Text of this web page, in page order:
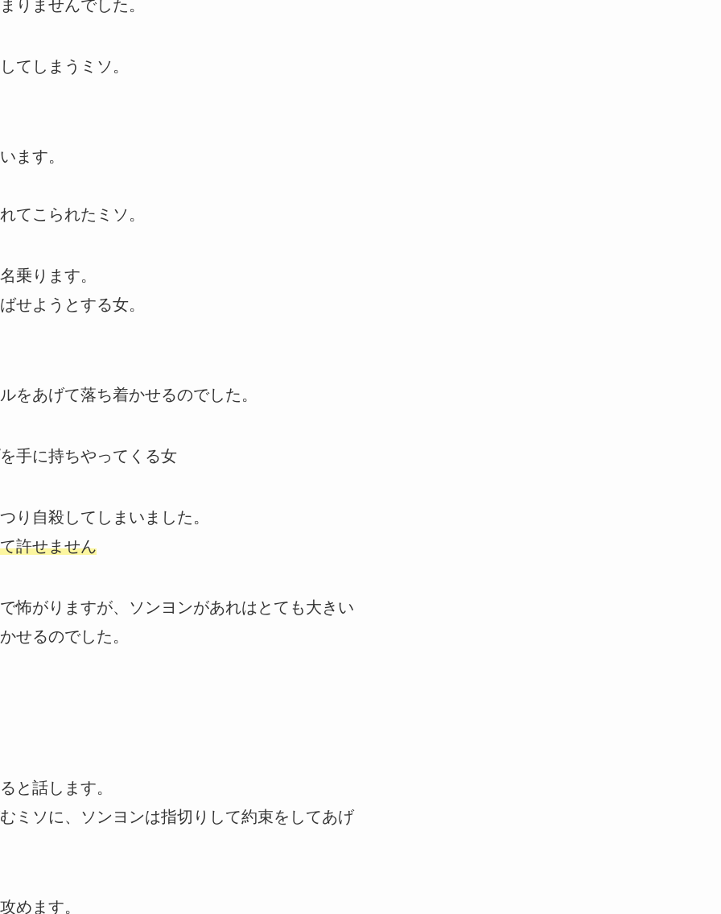
りませんでした。
てしまうミソ。
ます。
てこられたミソ。
乗ります。
せようとする女。
をあげて落ち着かせるのでした。
手に持ちやってくる女
り自殺してしまいました。
許せません
怖がりますが、ソンヨンがあれはとても大きい
せるのでした。
と話します。
ミソに、ソンヨンは指切りして約束をしてあげ
めます。